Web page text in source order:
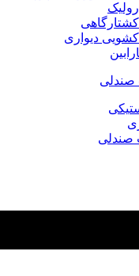
دیواری
صندلی
صندلی